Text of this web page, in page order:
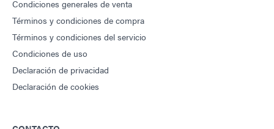
Condiciones generales de venta
Términos y condiciones de compra
Términos y condiciones del servicio
Condiciones de uso
Declaración de privacidad
Declaración de cookies